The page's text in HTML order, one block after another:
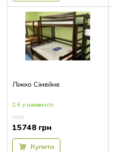
218x192x111,7
218x192x111,9
218x209x102
218x212x111,7
220x160x112
220x182x95
220x192x112
Ліжко Сімейне
Є у наявності
Оцінка
0.00
з
15748 грн
Купити